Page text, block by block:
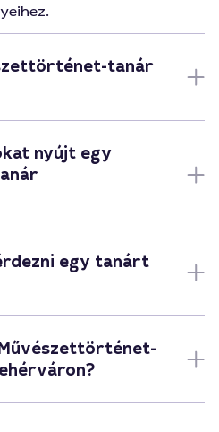
tanár
nyújt egy
egy tanárt